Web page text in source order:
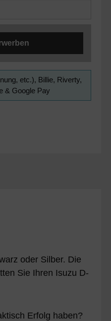
etc.), Billie, Riverty,
& Google Pay
oder Silber. Die
Sie Ihren Isuzu D-
Erfolg haben?